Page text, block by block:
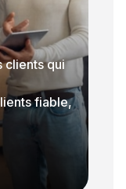
clients qui
fiable,